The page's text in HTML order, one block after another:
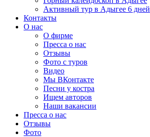
Активный тур в Адыгее 6 дней
Контакты
О нас
О фирме
Пресса о нас
Отзывы
Фото с туров
Видео
Мы ВКонтакте
Песни у костра
Ищем авторов
Наши вакансии
Пресса о нас
Отзывы
Фото